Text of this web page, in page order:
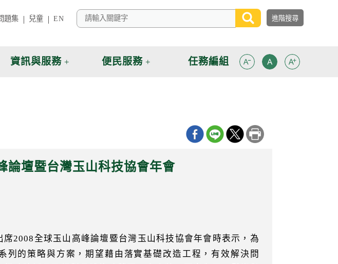
題集 兒童 EN
資訊與服務 便民服務 任務編組
論壇暨台灣玉山科技協會年會
2008全球玉山高峰論壇暨台灣玉山科技協會年會時表示，為
列的策略與方案，期望藉由落實基礎改造工程，有效解決問